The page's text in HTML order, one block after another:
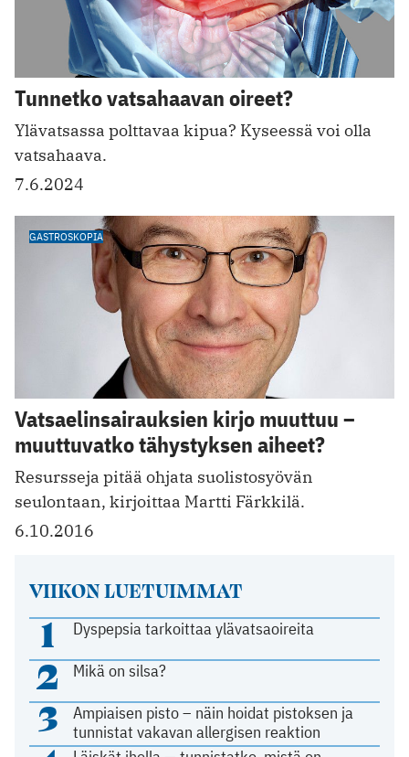
Tunnetko vatsahaavan oireet?
Ylävatsassa polttavaa kipua? Kyseessä voi olla
vatsahaava.
7.6.2024
GASTROSKOPIA
Vatsaelinsairauksien kirjo muuttuu –
muuttuvatko tähystyksen aiheet?
Resursseja pitää ohjata suolistosyövän
seulontaan, kirjoittaa Martti Färkkilä.
6.10.2016
VIIKON LUETUIMMAT
1 Dyspepsia tarkoittaa ylävatsaoireita
2 Mikä on silsa?
3
Ampiaisen pisto – näin hoidat pistoksen ja
tunnistat vakavan allergisen reaktion